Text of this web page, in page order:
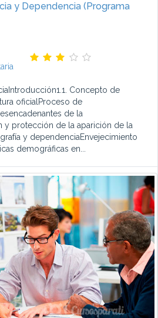
y Dependencia (Programa
Concepto de
oficialProceso de
de la
y protección de la aparición de la
y dependenciaEnvejecimiento
demográficas en...